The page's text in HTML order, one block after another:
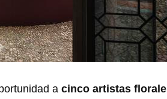
a cinco artistas